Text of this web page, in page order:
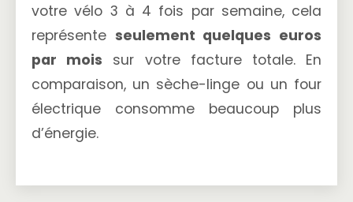
votre vélo 3 à 4 fois par semaine, cela
représente seulement quelques euros
par mois sur votre facture totale. En
comparaison, un sèche-linge ou un four
électrique consomme beaucoup plus
d’énergie.